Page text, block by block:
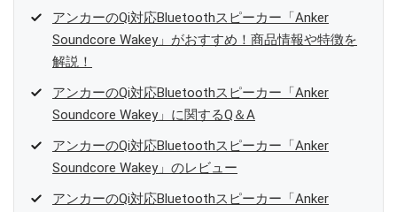
アンカーのQi対応Bluetoothスピーカー「Anker
Soundcore Wakey」がおすすめ！商品情報や特徴を
解説！
アンカーのQi対応Bluetoothスピーカー「Anker
Soundcore Wakey」に関するQ＆A
アンカーのQi対応Bluetoothスピーカー「Anker
Soundcore Wakey」のレビュー
アンカーのQi対応Bluetoothスピーカー「Anker